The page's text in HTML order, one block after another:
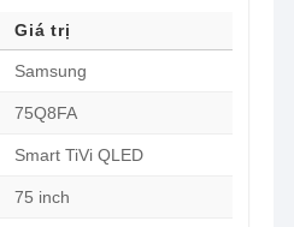
Giá trị
Samsung
75Q8FA
Smart TiVi QLED
75 inch